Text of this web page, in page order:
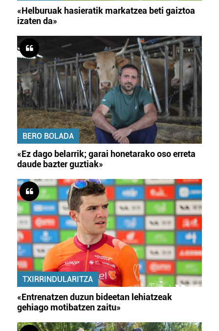
«Helburuak hasieratik markatzea beti gaiztoa
izaten da»
BERO BOLADA
«Ez dago belarrik; garai honetarako oso erreta
daude bazter guztiak»
TXIRRINDULARITZA
«Entrenatzen duzun bideetan lehiatzeak
gehiago motibatzen zaitu»